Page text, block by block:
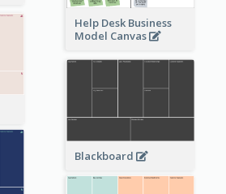
Help Desk Business
Model Canvas
Blackboard